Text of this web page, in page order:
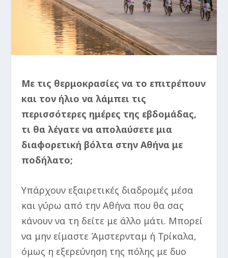
Με τις θερμοκρασίες να το επιτρέπουν
και τον ήλιο να λάμπει τις
περισσότερες ημέρες της εβδομάδας,
τι θα λέγατε να απολαύσετε μια
διαφορετική βόλτα στην Αθήνα με
ποδήλατο;
Υπάρχουν εξαιρετικές διαδρομές μέσα
και γύρω από την Αθήνα που θα σας
κάνουν να τη δείτε με άλλο μάτι. Μπορεί
να μην είμαστε Άμστερνταμ ή Τρίκαλα,
όμως η εξερεύνηση της πόλης με δυο